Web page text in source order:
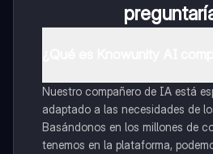
Nuestro compañero de IA está
adaptado a las necesidades de
Basándonos en los millones de
tenemos en la plataforma,